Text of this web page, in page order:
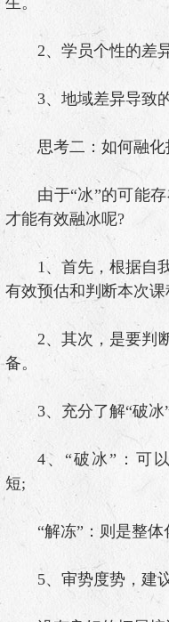
2、学员个性的差
3、地域差异导致
思考二：如何融化
由于“冰”的可能存
才能有效融冰呢?
1、首先，根据自我
有效预估和判断本次
2、其次，是要判断
备。
3、充分了解“破冰”
4、“破冰”：可以
短;
“解冻”：则是整体
5、审势度势，建